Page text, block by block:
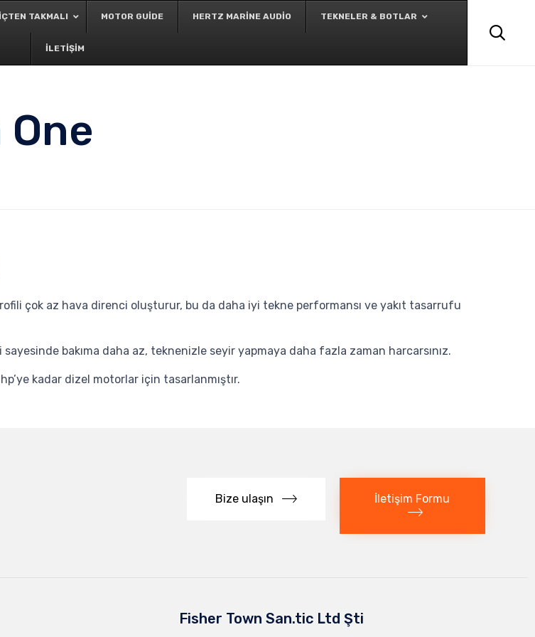
content
İÇTEN TAKMALI MOTOR GUIDE HERTZ MARINE AUDIO TEKNELER & BOTLAR
İLETIŞIM

çok az hava direnci oluşturur, bu da daha iyi tekne performansı ve yakıt tasarrufu
bakıma daha az, teknenizle seyir yapmaya daha fazla zaman harcarsınız.
kadar dizel motorlar için tasarlanmıştır.
Bize ulaşın İletişim Formu
Fisher Town San.tic Ltd Şti